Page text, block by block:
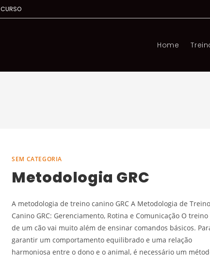
CURSO
Home
SEM CATEGORIA
Metodologia GRC
A metodologia de treino canino GRC A Metodologia de
Canino GRC: Gerenciamento, Rotina e Comunicação O treino
de um cão vai muito além de ensinar comandos básicos.
garantir um comportamento equilibrado e uma relação
harmoniosa entre o dono e o animal, é necessário um